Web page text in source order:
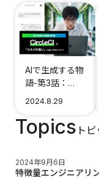
AIで生成する物
語-第3話：
知った件につい
て
2024.8.29
Topics ト
2024年9月6日
特徴量エンジニアリ